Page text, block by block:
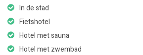
In de stad
Fietshotel
Hotel met sauna
Hotel met zwembad